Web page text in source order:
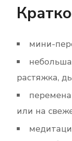
мини-
растяжка,
или на